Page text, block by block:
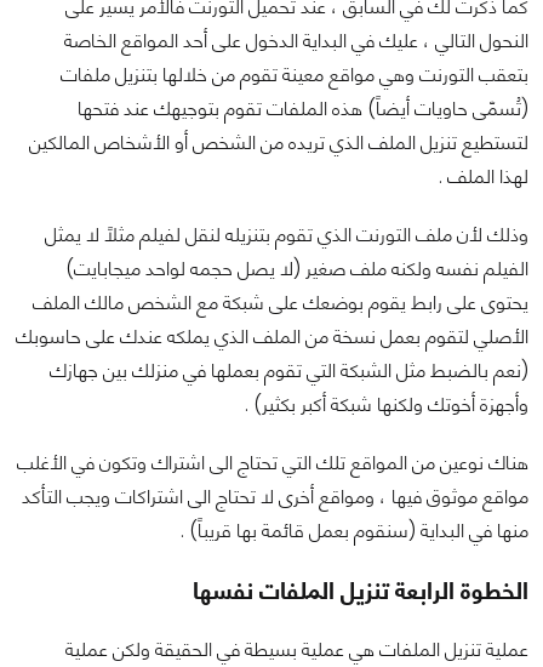
كما ذكرت لك في السابق ، عند تحميل التورنت فالأمر يسير على
النحول التالي ، عليك في البداية الدخول على أحد المواقع الخاصة
بتعقب التورنت وهي مواقع معينة تقوم من خلالها بتنزيل ملفات
(تُسمّى حاويات أيضاً) هذه الملفات تقوم بتوجيهك عند فتحها
لتستطيع تنزيل الملف الذي تريده من الشخص أو الأشخاص المالكين
لهذا الملف .
وذلك لأن ملف التورنت الذي تقوم بتنزيله لنقل لفيلم مثلاً لا يمثل
الفيلم نفسه ولكنه ملف صغير (لا يصل حجمه لواحد ميجابايت)
يحتوى على رابط يقوم بوضعك على شبكة مع الشخص مالك الملف
الأصلي لتقوم بعمل نسخة من الملف الذي يملكه عندك على حاسوبك
(نعم بالضبط مثل الشبكة التي تقوم بعملها في منزلك بين جهازك
وأجهزة أخوتك ولكنها شبكة أكبر بكثير) .
هناك نوعين من المواقع تلك التي تحتاج الى اشتراك وتكون في الأغلب
مواقع موثوق فيها ، ومواقع أخرى لا تحتاج الى اشتراكات ويجب التأكد
منها في البداية (سنقوم بعمل قائمة بها قريباً) .
الخطوة الرابعة تنزيل الملفات نفسها
عملية تنزيل الملفات هي عملية بسيطة في الحقيقة ولكن عملية